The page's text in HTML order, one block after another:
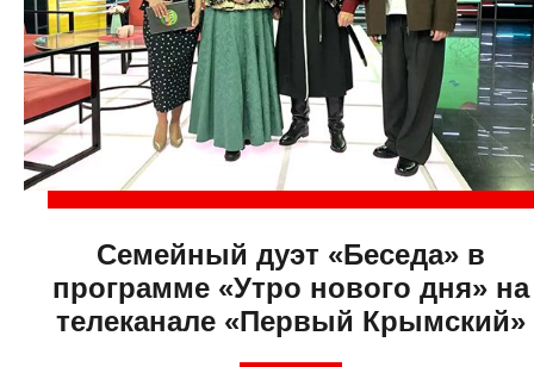
Семейный дуэт «Беседа» в
программе «Утро нового дня» на
телеканале «Первый Крымский»